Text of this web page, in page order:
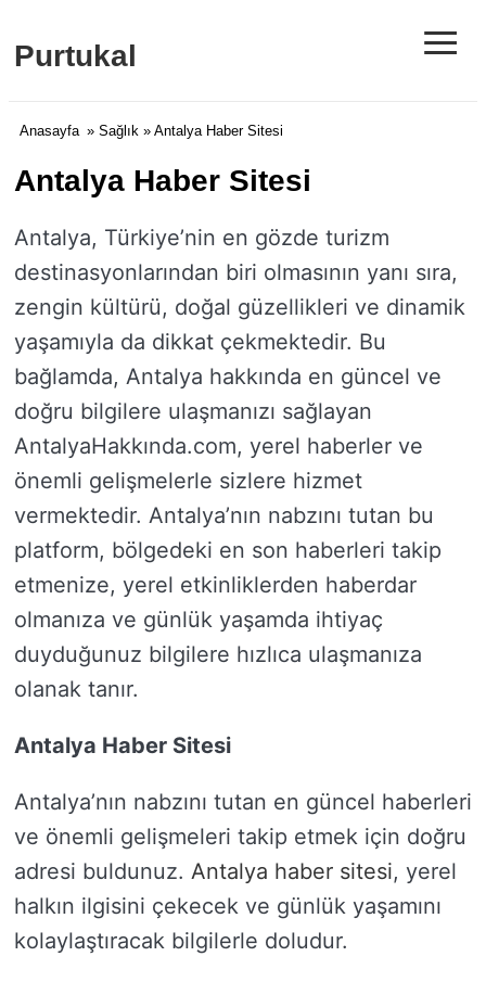
Purtukal ≡
Anasayfa » Sağlık » Antalya Haber Sitesi
Antalya Haber Sitesi
Antalya, Türkiye’nin en gözde turizm
destinasyonlarından biri olmasının yanı sıra,
zengin kültürü, doğal güzellikleri ve dinamik
yaşamıyla da dikkat çekmektedir. Bu
bağlamda, Antalya hakkında en güncel ve
doğru bilgilere ulaşmanızı sağlayan
AntalyaHakkında.com, yerel haberler ve
önemli gelişmelerle sizlere hizmet
vermektedir. Antalya’nın nabzını tutan bu
platform, bölgedeki en son haberleri takip
etmenize, yerel etkinliklerden haberdar
olmanıza ve günlük yaşamda ihtiyaç
duyduğunuz bilgilere hızlıca ulaşmanıza
olanak tanır.
Antalya Haber Sitesi
Antalya’nın nabzını tutan en güncel haberleri
ve önemli gelişmeleri takip etmek için doğru
adresi buldunuz. Antalya haber sitesi, yerel
halkın ilgisini çekecek ve günlük yaşamını
kolaylaştıracak bilgilerle doludur.